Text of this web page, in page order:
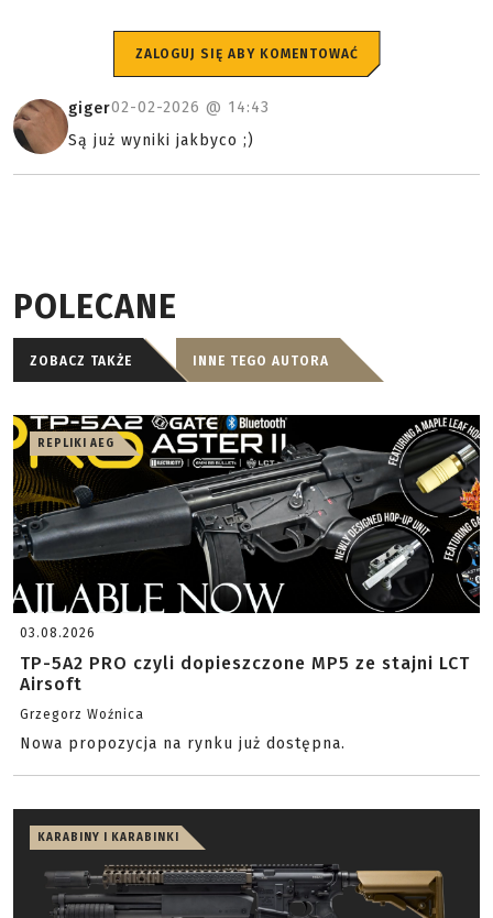
ZALOGUJ SIĘ ABY KOMENTOWAĆ
giger02-02-2026 @ 14:43
Są już wyniki jakbyco ;)
POLECANE
ZOBACZ TAKŻE INNE TEGO AUTORA
REPLIKI AEG
03.08.2026
TP-5A2 PRO czyli dopieszczone MP5 ze stajni LCT
Airsoft
Grzegorz Woźnica
Nowa propozycja na rynku już dostępna.
KARABINY I KARABINKI